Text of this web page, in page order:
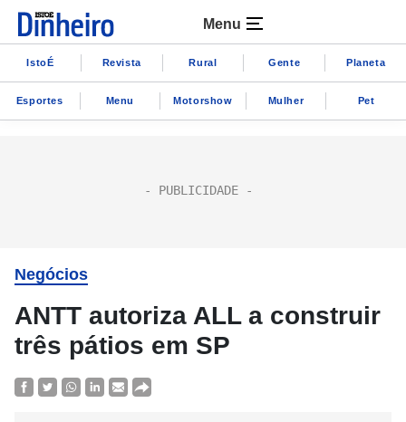
Menu
IstoÉ Revista Rural Gente Planeta
Esportes Menu Motorshow Mulher Pet
Negócios
ANTT autoriza ALL a construir
três pátios em SP